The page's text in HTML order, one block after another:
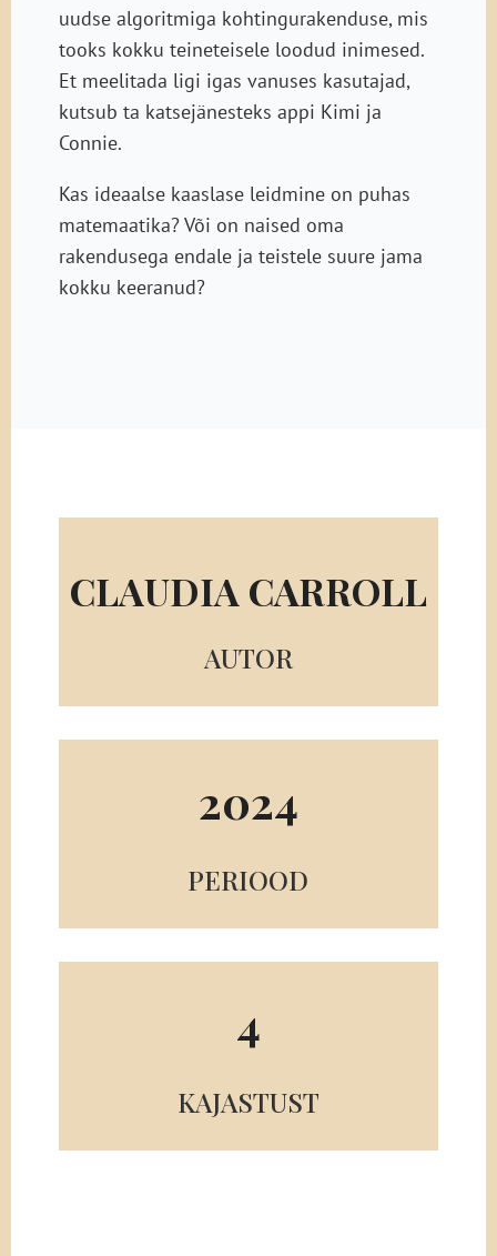
uudse algoritmiga kohtingurakenduse, mis
tooks kokku teineteisele loodud inimesed.
Et meelitada ligi igas vanuses kasutajad,
kutsub ta katsejänesteks appi Kimi ja
Connie.
Kas ideaalse kaaslase leidmine on puhas
matemaatika? Või on naised oma
rakendusega endale ja teistele suure jama
kokku keeranud?
CLAUDIA CARROLL
AUTOR
2024
PERIOOD
4
KAJASTUST